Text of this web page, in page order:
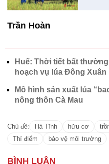
Trần Hoàn
Huế: Thời tiết bất
hoạch vụ lúa Đông Xuân
Mô hình sản xuất lúa
nông thôn Cà Mau
Chủ đề: Hà Tĩnh hữu cơ
Thí điểm
bảo vệ môi trường